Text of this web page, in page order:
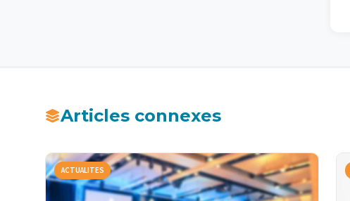
Articles connexes
ACTUALITES